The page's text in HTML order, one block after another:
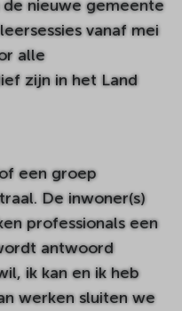
nieuwe gemeente
vanaf mei
alle
zijn in het Land
een groep
De inwoner(s)
professionals een
antwoord
ik kan en ik heb
werken sluiten we